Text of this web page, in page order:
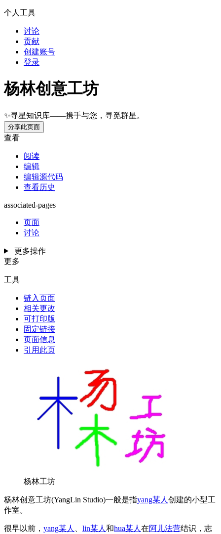
个人工具
讨论
贡献
创建账号
登录
杨林创意工坊
✨寻星知识库——携手与您，寻觅群星。
分享此页面
查看
阅读
编辑
编辑源代码
查看历史
associated-pages
页面
讨论
更多操作
更多
工具
链入页面
相关更改
可打印版
固定链接
页面信息
引用此页
杨林工坊
杨林创意工坊(YangLin Studio)一般是指yang某人 创建的小型工
作室。
很早以前， yang某人 lin某人 和hua某人 在阿儿法营结识，志